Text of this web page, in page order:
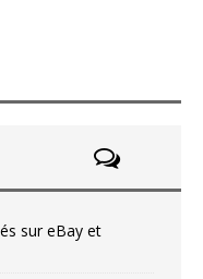
sur eBay et